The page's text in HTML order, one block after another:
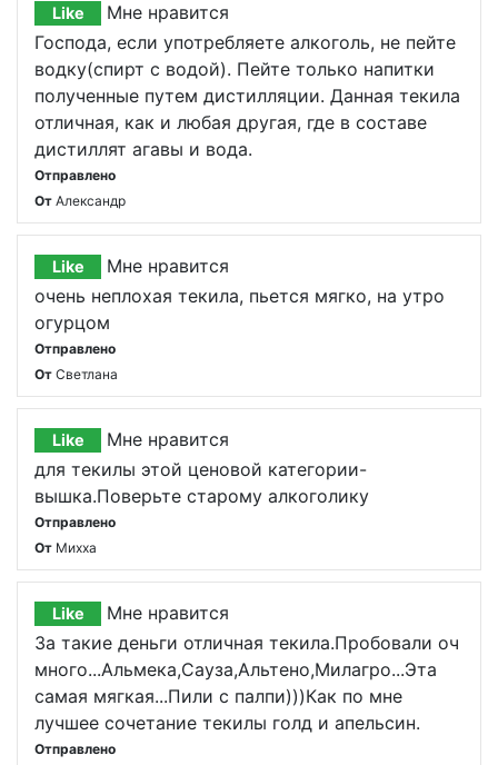
Like
Мне нравится
Господа, если употребляете алкоголь, не пейте
водку(спирт с водой). Пейте только напитки
полученные путем дистилляции. Данная текила
отличная, как и любая другая, где в составе
дистиллят агавы и вода.
Отправлено
От Александр
Like
Мне нравится
очень неплохая текила, пьется мягко, на утро
огурцом
Отправлено
От Светлана
Like
Мне нравится
для текилы этой ценовой категории-
вышка.Поверьте старому алкоголику
Отправлено
От Михха
Like
Мне нравится
За такие деньги отличная текила.Пробовали оч
много...Альмека,Сауза,Альтено,Милагро...Эта
самая мягкая...Пили с палпи)))Как по мне
лучшее сочетание текилы голд и апельсин.
Отправлено